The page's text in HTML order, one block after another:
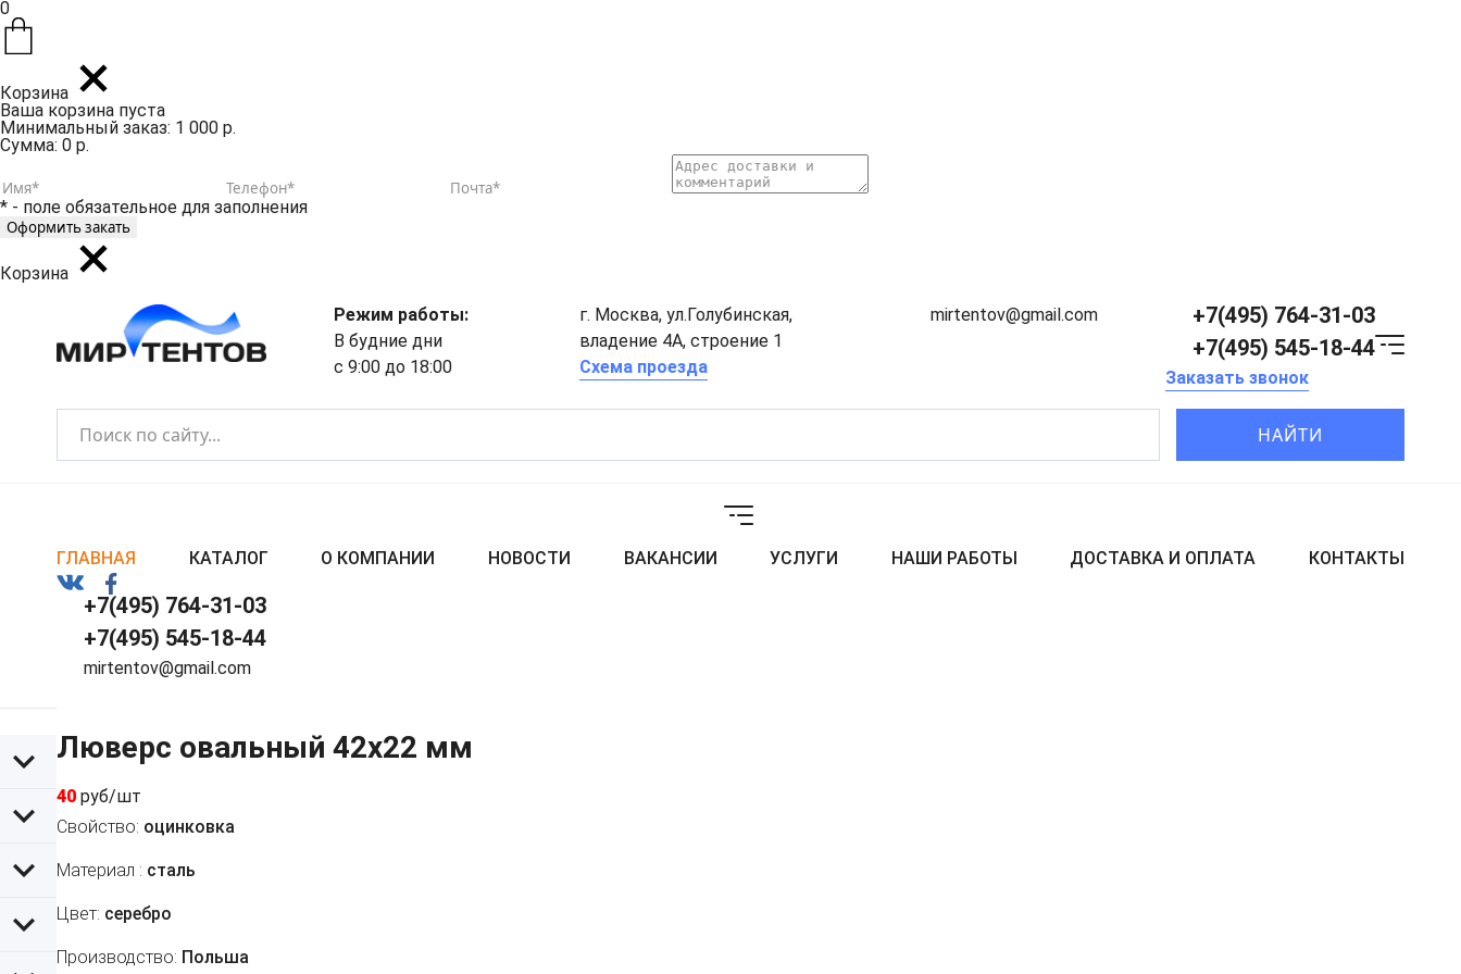
0
Корзина
Ваша корзина пуста
Минимальный заказ: 1 000 р.
Сумма: 0 р.
* - поле обязательное для заполнения
Корзина
Режим работы:
В будние дни
с 9:00 до 18:00
г. Москва, ул.Голубинская,
владение 4А, строение 1
Схема проезда
mirtentov@gmail.com
+7(495) 764-31-03
+7(495) 545-18-44
Заказать звонок
НАЙТИ
ГЛАВНАЯ КАТАЛОГ О КОМПАНИИ НОВОСТИ ВАКАНСИИ УСЛУГИ НАШИ РАБОТЫ ДОСТАВКА И ОПЛАТА КОНТАКТЫ
+7(495) 764-31-03
+7(495) 545-18-44
mirtentov@gmail.com
Люверс овальный 42x22 мм
40 руб/шт
Свойство: оцинковка
Материал : сталь
Цвет: серебро
Производство: Польша